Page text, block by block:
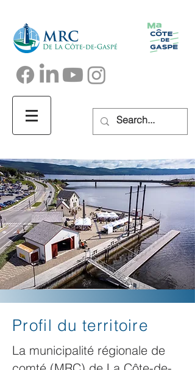
Profil du territoire
La municipalité régionale de